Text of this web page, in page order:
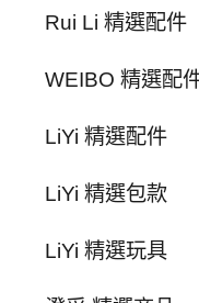
Rui Li 精選配件
WEIBO 精選配
LiYi 精選配件
LiYi 精選包款
LiYi 精選玩具